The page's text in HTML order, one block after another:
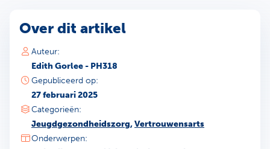
Over dit artikel
Auteur:
Edith Gorlee - PH318
Gepubliceerd op:
27 februari 2025
Categorieën:
Jeugdgezondheidszorg,Vertrouwensarts
Onderwerpen: